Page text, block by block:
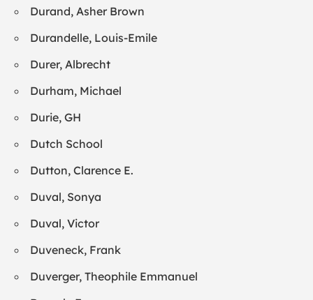
Durand, Asher Brown
Durandelle, Louis-Emile
Durer, Albrecht
Durham, Michael
Durie, GH
Dutch School
Dutton, Clarence E.
Duval, Sonya
Duval, Victor
Duveneck, Frank
Duverger, Theophile Emmanuel